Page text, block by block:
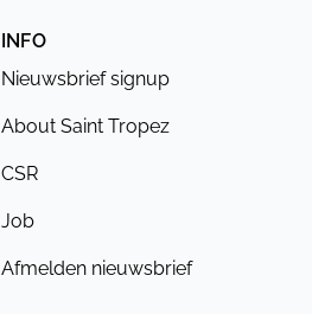
INFO
Nieuwsbrief signup
About Saint Tropez
CSR
Job
Afmelden nieuwsbrief